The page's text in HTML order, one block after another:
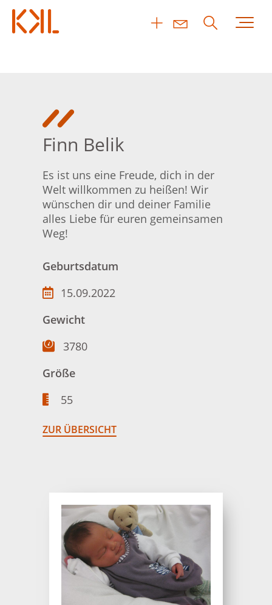
Finn Belik
Es ist uns eine Freude, dich in der
Welt willkommen zu heißen! Wir
wünschen dir und deiner Familie
alles Liebe für euren gemeinsamen
Weg!
Geburtsdatum
15.09.2022
Gewicht
3780
Größe
55
ZUR ÜBERSICHT